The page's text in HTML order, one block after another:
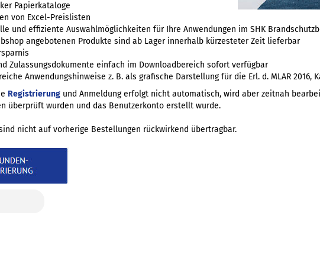
Papierkataloge
von Excel-Preislisten
und effiziente Auswahlmöglichkeiten für Ihre Anwendungen im SHK
angebotenen Produkte sind ab Lager innerhalb kürzesteter Zeit lieferbar
Zulassungsdokumente einfach im Downloadbereich sofort verfügbar
Anwendungshinweise z. B. als grafische Darstellung für die Erl. d. MLAR 2016,
Registrierung und Anmeldung erfolgt nicht automatisch, wird aber zeitnah
überprüft wurden und das Benutzerkonto erstellt wurde.
nicht auf vorherige Bestellungen rückwirkend übertragbar.